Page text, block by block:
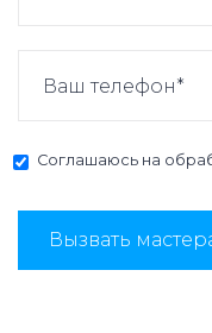
Соглашаюсь на
Вызвать